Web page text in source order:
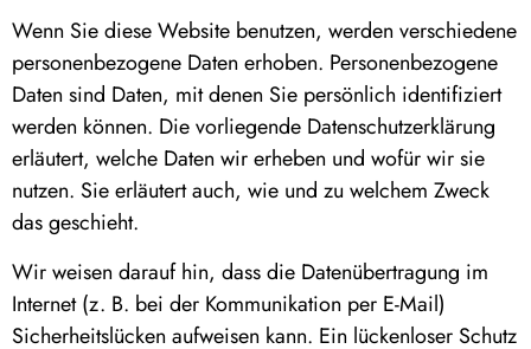
Wenn Sie diese Website benutzen, werden verschiedene
personenbezogene Daten erhoben. Personenbezogene
Daten sind Daten, mit denen Sie persönlich identifiziert
werden können. Die vorliegende Datenschutzerklärung
erläutert, welche Daten wir erheben und wofür wir sie
nutzen. Sie erläutert auch, wie und zu welchem Zweck
das geschieht.
Wir weisen darauf hin, dass die Datenübertragung im
Internet (z. B. bei der Kommunikation per E-Mail)
Sicherheitslücken aufweisen kann. Ein lückenloser Schutz